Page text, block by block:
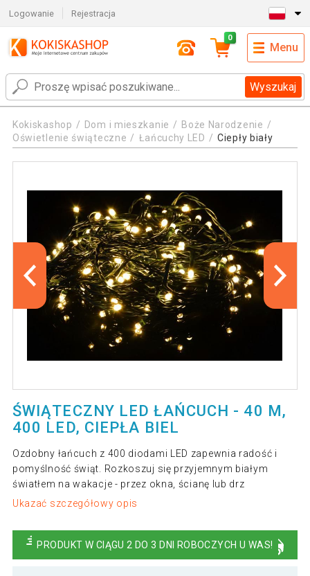
Logowanie Rejestracja
Wyszukaj
0
Menu
Kokiskashop Dom i mieszkanie
Boże Narodzenie
Oświetlenie świąteczne
Łańcuchy LED Ciepły biały
ŚWIĄTECZNY LED ŁAŃCUCH - 40 M,
400 LED, CIEPŁA BIEL
Ozdobny łańcuch z 400 diodami LED zapewnia radość i
pomyślność świąt. Rozkoszuj się przyjemnym białym
światłem na wakacje - przez okna, ścianę lub drz
Ukazać szczegółowy opis
PRODUKT W CIĄGU 2 DO 3 DNI ROBOCZYCH U WAS!